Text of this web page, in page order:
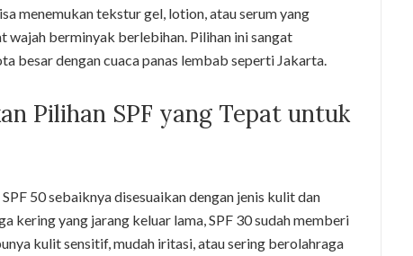
menemukan tekstur gel, lotion, atau serum yang
wajah berminyak berlebihan. Pilihan ini sangat
besar dengan cuaca panas lembab seperti Jakarta.
Pilihan SPF yang Tepat untuk
50 sebaiknya disesuaikan dengan jenis kulit dan
kering yang jarang keluar lama, SPF 30 sudah memberi
kulit sensitif, mudah iritasi, atau sering berolahraga